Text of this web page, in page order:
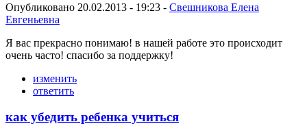
Опубликовано 20.02.2013 - 19:23 - Свешникова Елена
Евгеньевна
Я вас прекрасно понимаю! в нашей работе это происходит
очень часто! спасибо за поддержку!
изменить
ответить
как убедить ребенка учиться